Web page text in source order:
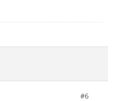
#6